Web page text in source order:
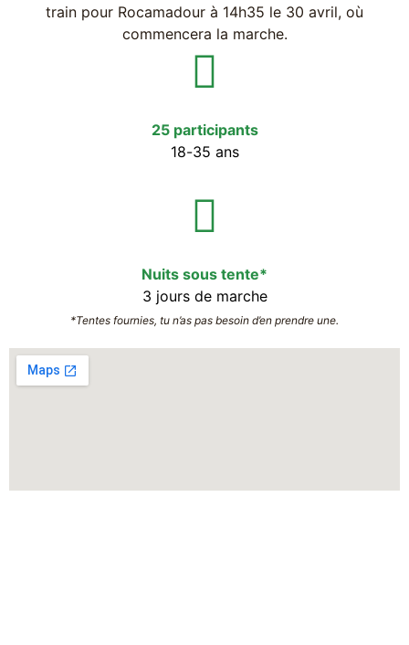
train pour Rocamadour à 14h35 le 30 avril, où
commencera la marche.
25 participants
18-35 ans
Nuits sous tente*
3 jours de marche
*Tentes fournies, tu n’as pas besoin d’en prendre une.